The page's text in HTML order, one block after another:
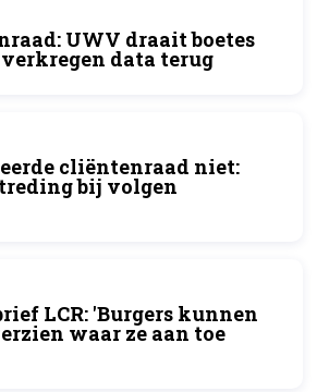
UWV draait boetes
data terug
cliëntenraad niet:
bij volgen
LCR: 'Burgers kunnen
waar ze aan toe